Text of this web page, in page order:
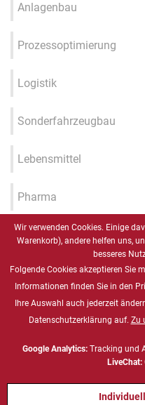
Anlagenbau
Prozessoptimierung
Logistik
Sonderfahrzeugbau
Lebensmittel
Pharma
Industrie 4.0 / IIOT /
Factory
Gesundheitswesen
Marine
Energie & Chemie, ATEX
Wir verwenden Cookies. Einige
Warenkorb), andere helfen uns,
besseres
Folgende Cookies akzeptieren Sie
Informationen finden Sie in den
Ihre Auswahl auch jederzeit
Datenschutzerklärung auf. Zu
Google Analytics:Tracking und
LiveChat: